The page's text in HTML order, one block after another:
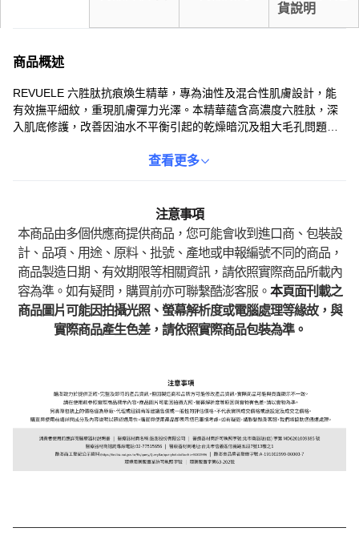
貨說明
商品概述
REVUELE 六胜肽抗痕煥生精華，專為油性及混合性肌膚設計，能
有效撫平細紋，重現肌膚彈力光澤。本精華蘊含高濃度六胜肽，深
入肌底修護，改善因油水不平衡引起的乾燥暗沉及粗大毛孔問題。
平滑。30ml 瓶裝，為您的肌膚注入活力，煥發年輕光采。
查看更多
注意事項
本商品由多個供應商提供商品，您可能會收到進口商、包裝設
計、品項、用途、原料、批號、產地或申報編號不同的商品，
商品製造日期、有效期限等相關資訊，請依照實際商品所載內
容為準。如有疑問，購買前亦可聯繫酷澎客服。 本頁面刊載之
商品圖片可能因拍攝光照、螢幕解析度或電腦處理等緣故，與
實際商品產生色差，請依照實際商品包裝為準。